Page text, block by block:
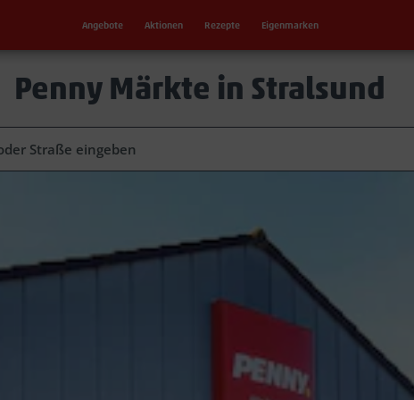
Angebote Aktionen Rezepte Eigenmarken
Penny Märkte in Stralsund